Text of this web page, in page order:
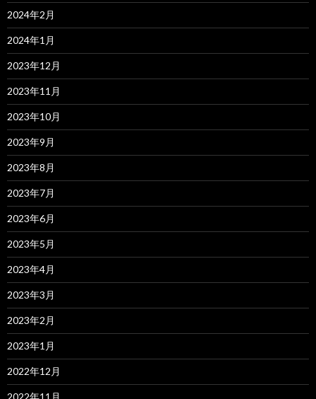
2024年2月
2024年1月
2023年12月
2023年11月
2023年10月
2023年9月
2023年8月
2023年7月
2023年6月
2023年5月
2023年4月
2023年3月
2023年2月
2023年1月
2022年12月
2022年11月